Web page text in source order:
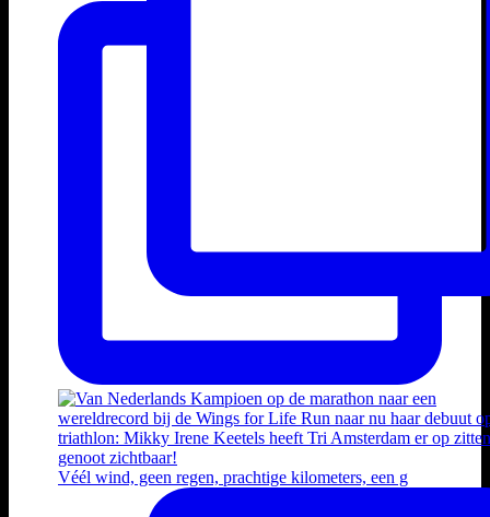
Véél wind, geen regen, prachtige kilometers, een g